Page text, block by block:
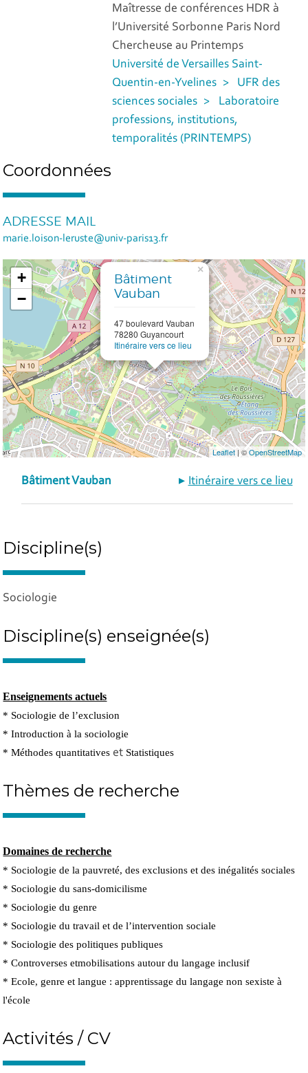
Maîtresse de conférences HDR à
l’Université Sorbonne Paris Nord
Chercheuse au Printemps
Université de Versailles Saint-
Quentin-en-Yvelines
UFR des
sciences sociales
Laboratoire
professions, institutions,
temporalités (PRINTEMPS)
Coordonnées
ADRESSE MAIL
marie.loison-leruste@univ-paris13.fr
Bâtiment
Vauban
47 boulevard Vauban
78280 Guyancourt
Itinéraire vers ce lieu
×
+
−
Leaflet| ©OpenStreetMap
Itinéraire vers ce lieu
Bâtiment Vauban
Discipline(s)
Sociologie
Discipline(s) enseignée(s)
Enseignements actuels
* Sociologie de l’exclusion
* Introduction à la sociologie
* Méthodes quantitatives et Statistiques
Thèmes de recherche
Domaines de recherche
* Sociologie de la pauvreté, des exclusions et des inégalités sociales
* Sociologie du sans-domicilisme
* Sociologie du genre
* Sociologie du travail et de l’intervention sociale
* Sociologie des politiques publiques
* Controverses etmobilisations autour du langage inclusif
* Ecole, genre et langue : apprentissage du langage non sexiste à
l'école
Activités / CV